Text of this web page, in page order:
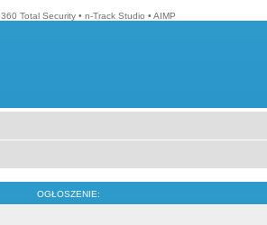
360 Total Security • n-Track Studio • AIMP
OGŁOSZENIE: